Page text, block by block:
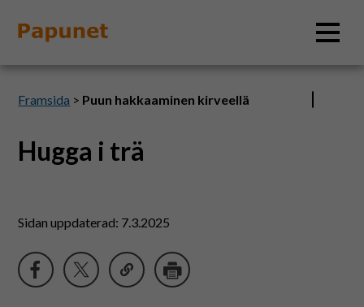
Information
Material
Bildverktyg
Framsida > Puun hakkaaminen kirveellä
Hugga i trä
Sidan uppdaterad: 7.3.2025